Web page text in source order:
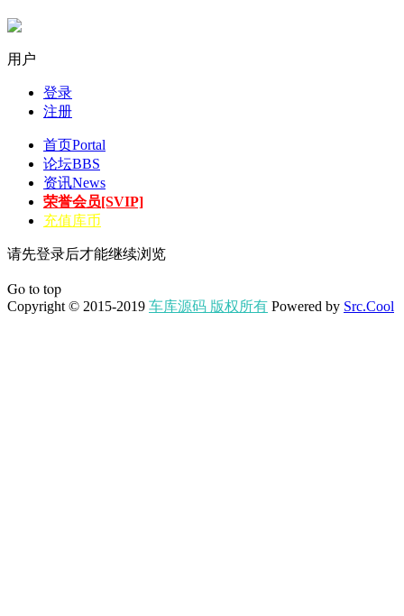
用户
登录
注册
首页Portal
论坛BBS
资讯News
荣誉会员[SVIP]
充值库币
请先登录后才能继续浏览
Go to top
Copyright © 2015-2019 车库源码 版权所有 Powered by Src.Cool